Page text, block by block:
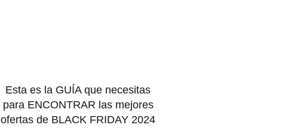
Esta es la GUÍA que necesitas
para ENCONTRAR las mejores
ofertas de BLACK FRIDAY 2024